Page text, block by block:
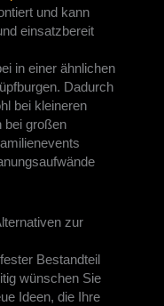
und kann
einsatzbereit
in einer ähnlichen
Dadurch
bei kleineren
bei großen
zur
Bestandteil
wünschen Sie
Ideen, die Ihre